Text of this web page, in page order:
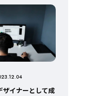
ザイナーとして成